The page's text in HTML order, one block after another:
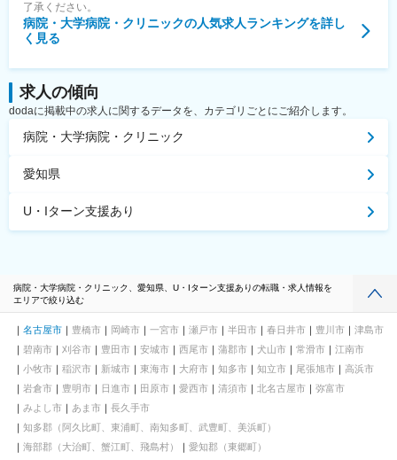
了承ください。
病院・大学病院・クリニックの人気求人ランキングを詳し
く見る
求人の傾向
dodaに掲載中の求人に関するデータを、カテゴリごとにご紹介します。
病院・大学病院・クリニック
愛知県
U・Iターン支援あり
病院・大学病院・クリニック、愛知県、U・Iターン支援ありの転職・求人情報を
エリアで絞り込む
名古屋市 豊橋市 岡崎市 一宮市 瀬戸市 半田市 春日井市 豊川市
津島市
碧南市
刈谷市 豊田市 安城市 西尾市 蒲郡市 犬山市 常滑市
江南市
小牧市
稲沢市 新城市 東海市 大府市 知多市 知立市 尾張旭市
高浜市
岩倉市
豊明市 日進市 田原市 愛西市 清須市 北名古屋市
弥富市
みよし市
あま市
長久手市
知多郡（阿久比町、東浦町、南知多町、武豊町、美浜町）
海部郡（大治町、蟹江町、飛島村）
愛知郡（東郷町）